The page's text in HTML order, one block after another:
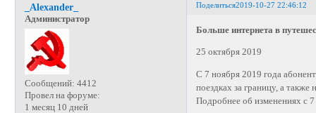
Поделиться2019-10-27 22:46:12
_Alexander_
Администратор
Сообщений: 4412
Провел на форуме:
1 месяц 10 дней
Больше интернета в
25 октября 2019
С 7 ноября 2019 года
поездках за границу, а
Подробнее об изменениях с